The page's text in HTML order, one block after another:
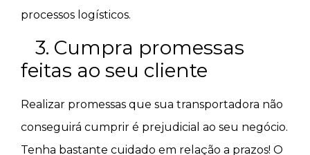
processos logísticos.
3. Cumpra promessas
feitas ao seu cliente
Realizar promessas que sua transportadora não
conseguirá cumprir é prejudicial ao seu negócio.
Tenha bastante cuidado em relação a prazos! O